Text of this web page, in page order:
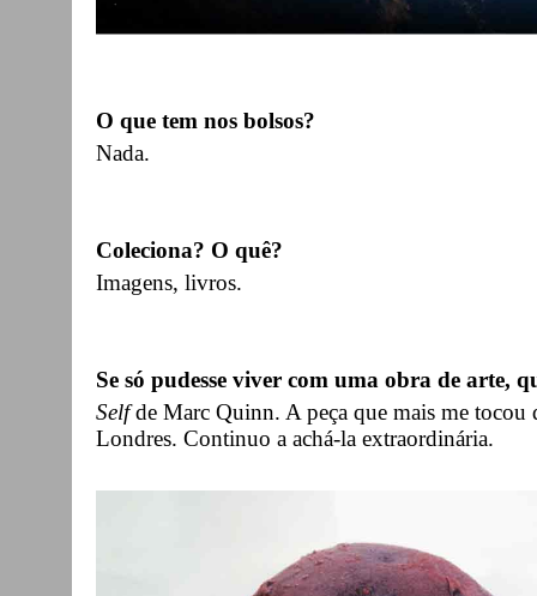
O que tem nos bolsos?
Nada.
Coleciona? O quê?
Imagens, livros.
Se só pudesse viver com uma obra de arte,
Selfde Marc Quinn. A peça que mais me tocou
Londres. Continuo a achá-la extraordinária.